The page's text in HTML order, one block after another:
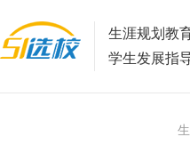
生涯规划教
学生发展指